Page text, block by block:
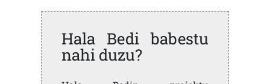
Hala Bedi babestu
nahi duzu?